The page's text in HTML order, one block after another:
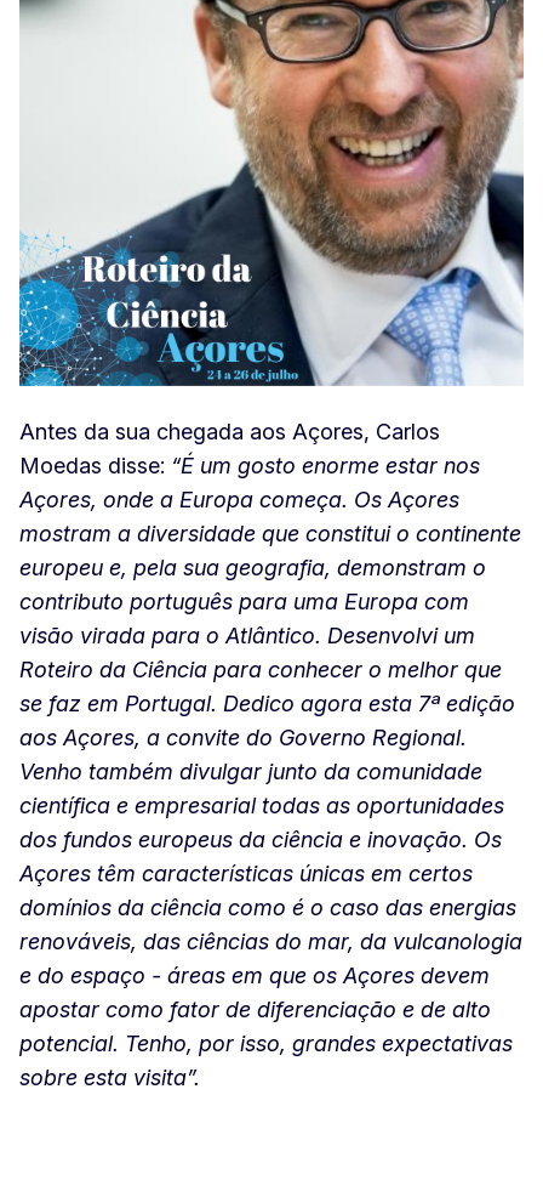
Antes da sua chegada aos Açores, Carlos
Moedas disse: “É um gosto enorme estar nos
Açores, onde a Europa começa. Os Açores
mostram a diversidade que constitui o continente
europeu e, pela sua geografia, demonstram o
contributo português para uma Europa com
visão virada para o Atlântico. Desenvolvi um
Roteiro da Ciência para conhecer o melhor que
se faz em Portugal. Dedico agora esta 7ª edição
aos Açores, a convite do Governo Regional.
Venho também divulgar junto da comunidade
científica e empresarial todas as oportunidades
dos fundos europeus da ciência e inovação. Os
Açores têm características únicas em certos
domínios da ciência como é o caso das energias
renováveis, das ciências do mar, da vulcanologia
e do espaço - áreas em que os Açores devem
apostar como fator de diferenciação e de alto
potencial. Tenho, por isso, grandes expectativas
sobre esta visita”.